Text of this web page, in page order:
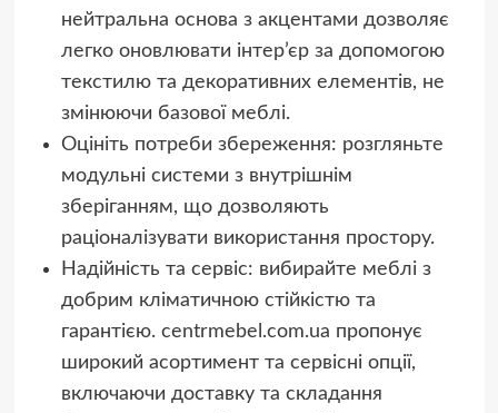
нейтральна основа з акцентами дозволяє
легко оновлювати інтер’єр за допомогою
текстилю та декоративних елементів, не
змінюючи базової меблі.
Оцініть потреби збереження: розгляньте
модульні системи з внутрішнім
зберіганням, що дозволяють
раціоналізувати використання простору.
Надійність та сервіс: вибирайте меблі з
добрим кліматичною стійкістю та
гарантією. centrmebel.com.ua пропонує
широкий асортимент та сервісні опції,
включаючи доставку та складання